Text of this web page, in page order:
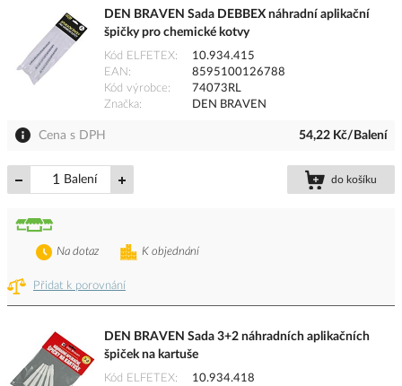
DEN BRAVEN Sada DEBBEX náhradní aplikační
špičky pro chemické kotvy
Kód ELFETEX
10.934.415
EAN
8595100126788
Kód výrobce
74073RL
Značka
DEN BRAVEN
Cena s DPH 54,22 Kč/Balení
Balení do košíku
Přidat k porovnání
K objednání
Na dotaz
DEN BRAVEN Sada 3+2 náhradních aplikačních
špiček na kartuše
Kód ELFETEX
10.934.418